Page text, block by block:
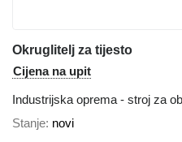
Okruglitelj za tijesto
Cijena na upit
Industrijska oprema - stroj za
Stanje novi